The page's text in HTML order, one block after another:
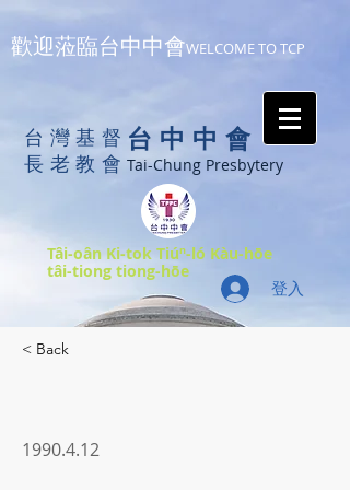
歡迎蒞臨台中中會WELCOME TO TCP
台灣基督
長老教會
台中中會
Tai-Chung Presbytery
Tâi-oân Ki-tok Tiúⁿ-ló Kàu-hōe
tâi-tiong tiong-hōe
登入
< Back
1990.4.12